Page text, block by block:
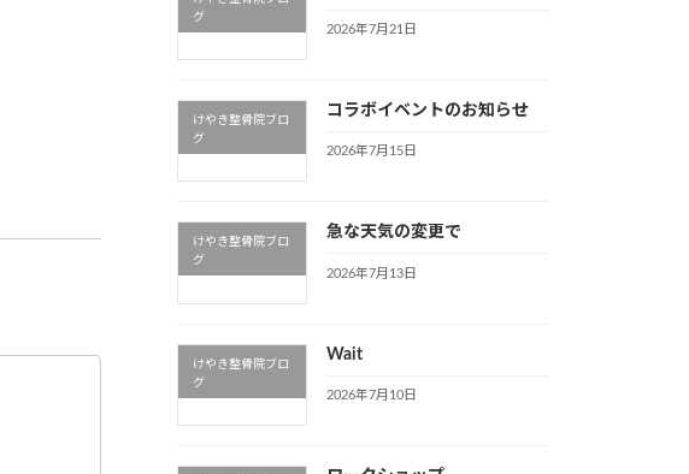
グ
2026年7月21日
けやき整骨院ブロ
グ
コラボイベントのお知らせ
2026年7月15日
けやき整骨院ブロ
グ
急な天気の変更で
2026年7月13日
けやき整骨院ブロ
グ
Wait
2026年7月10日